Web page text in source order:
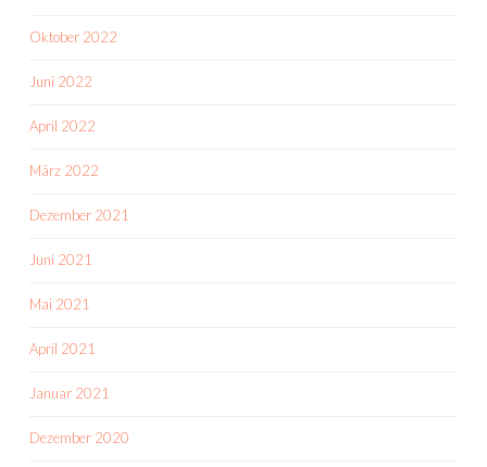
Oktober 2022
Juni 2022
April 2022
März 2022
Dezember 2021
Juni 2021
Mai 2021
April 2021
Januar 2021
Dezember 2020